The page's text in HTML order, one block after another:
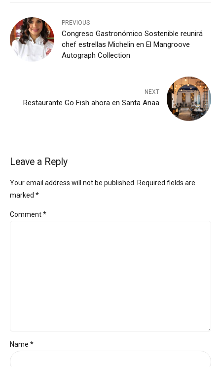
PREVIOUS
Congreso Gastronómico Sostenible reunirá
chef estrellas Michelin en El Mangroove
Autograph Collection
NEXT
Restaurante Go Fish ahora en Santa Anaa
Leave a Reply
Your email address will not be published. Required fields are
marked *
Comment*
Name *